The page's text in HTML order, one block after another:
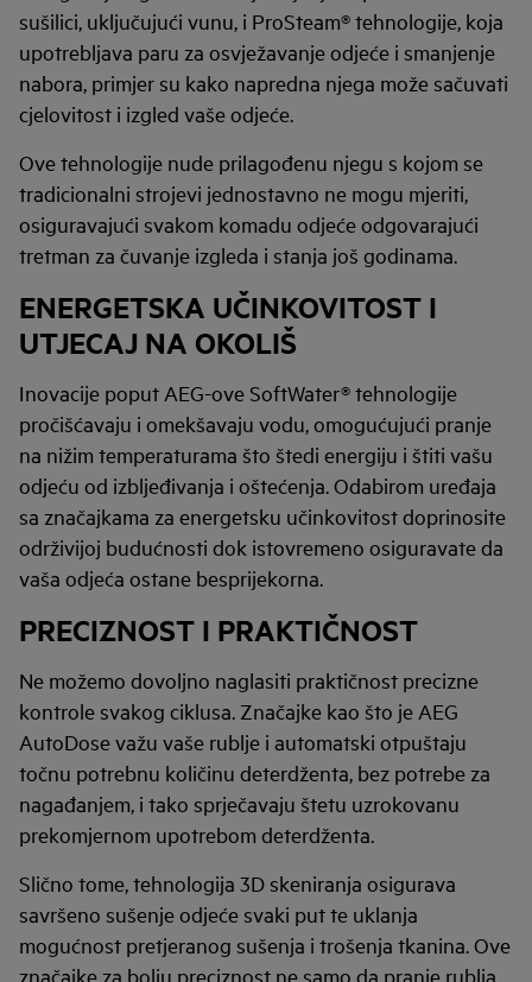
sušilici, uključujući vunu, i ProSteam® tehnologije, koja
upotrebljava paru za osvježavanje odjeće i smanjenje
nabora, primjer su kako napredna njega može sačuvati
cjelovitost i izgled vaše odjeće.
Ove tehnologije nude prilagođenu njegu s kojom se
tradicionalni strojevi jednostavno ne mogu mjeriti,
osiguravajući svakom komadu odjeće odgovarajući
tretman za čuvanje izgleda i stanja još godinama.
ENERGETSKA UČINKOVITOST I
UTJECAJ NA OKOLIŠ
Inovacije poput AEG-ove SoftWater® tehnologije
pročišćavaju i omekšavaju vodu, omogućujući pranje
na nižim temperaturama što štedi energiju i štiti vašu
odjeću od izbljeđivanja i oštećenja. Odabirom uređaja
sa značajkama za energetsku učinkovitost doprinosite
održivijoj budućnosti dok istovremeno osiguravate da
vaša odjeća ostane besprijekorna.
PRECIZNOST I PRAKTIČNOST
Ne možemo dovoljno naglasiti praktičnost precizne
kontrole svakog ciklusa. Značajke kao što je AEG
AutoDose važu vaše rublje i automatski otpuštaju
točnu potrebnu količinu deterdženta, bez potrebe za
nagađanjem, i tako sprječavaju štetu uzrokovanu
prekomjernom upotrebom deterdženta.
Slično tome, tehnologija 3D skeniranja osigurava
savršeno sušenje odjeće svaki put te uklanja
mogućnost pretjeranog sušenja i trošenja tkanina. Ove
značajke za bolju preciznost ne samo da pranje rublja